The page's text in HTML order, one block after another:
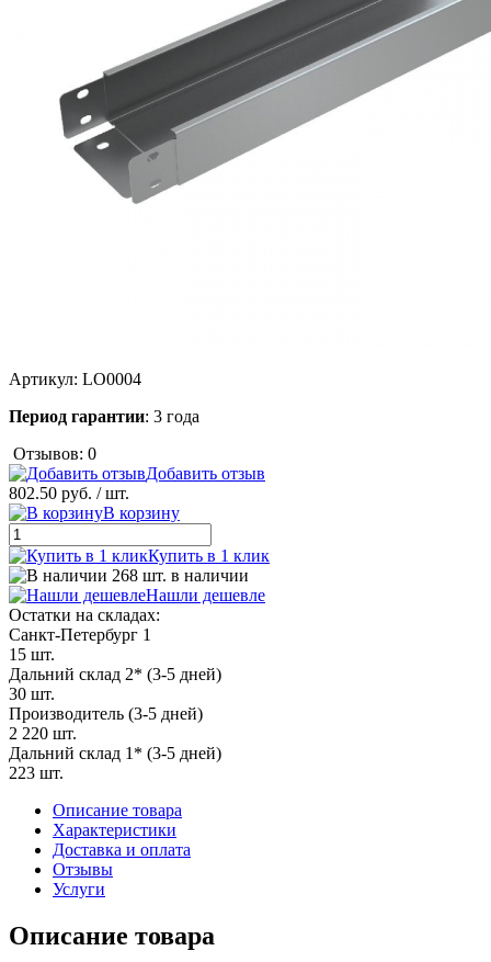
Артикул: LO0004
Период гарантии: 3 года
Отзывов: 0
Добавить отзыв
802.50 руб. / шт.
В корзину
Купить в 1 клик
268 шт. в наличии
Нашли дешевле
Остатки на складах:
Санкт-Петербург 1
15 шт.
Дальний склад 2* (3-5 дней)
30 шт.
Производитель (3-5 дней)
2 220 шт.
Дальний склад 1* (3-5 дней)
223 шт.
Описание товара
Характеристики
Доставка и оплата
Отзывы
Услуги
Описание товара